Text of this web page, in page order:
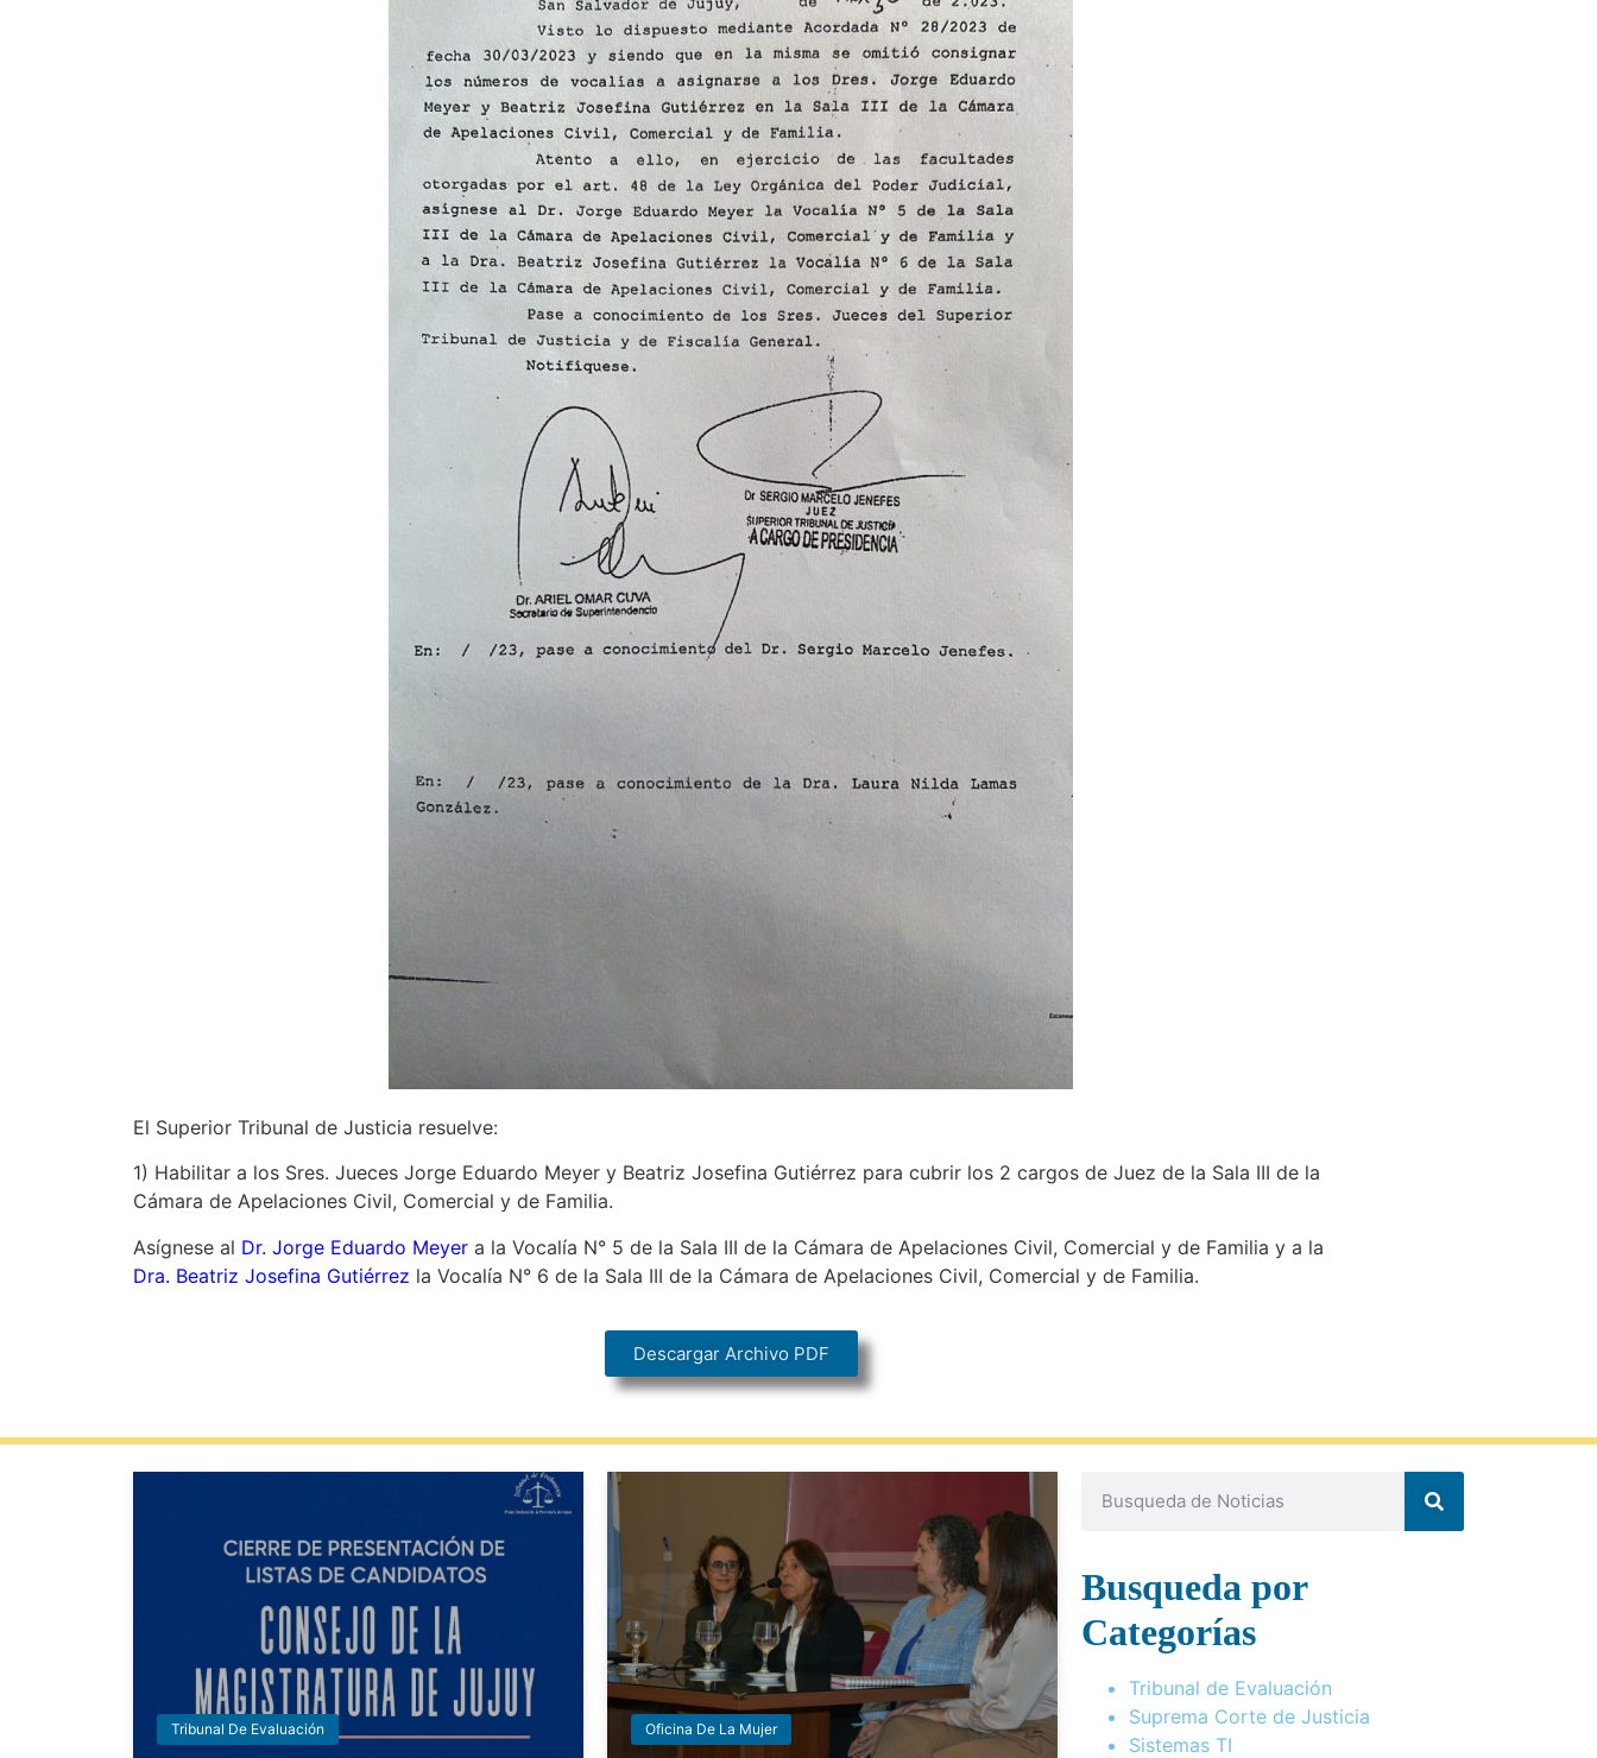
El Superior Tribunal de Justicia resuelve:
1) Habilitar a los Sres. Jueces Jorge Eduardo Meyer y Beatriz Josefina Gutiérrez para cubrir los 2 cargos de Juez de la Sala III de la
Cámara de Apelaciones Civil, Comercial y de Familia.
Asígnese al Dr. Jorge Eduardo Meyer a la Vocalía N° 5 de la Sala III de la Cámara de Apelaciones Civil, Comercial y de Familia y a la
Dra. Beatriz Josefina Gutiérrez la Vocalía N° 6 de la Sala III de la Cámara de Apelaciones Civil, Comercial y de Familia.
Descargar Archivo PDF
Tribunal De Evaluación Oficina De La Mujer
Busqueda por
Categorías
Tribunal de Evaluación
Suprema Corte de Justicia
Sistemas TI